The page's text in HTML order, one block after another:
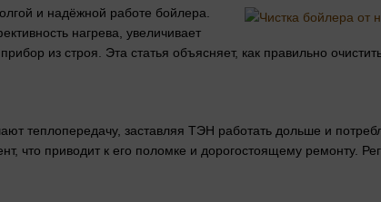
и надёжной работе бойлера.
нагрева, увеличивает
из строя. Эта статья объясняет, как правильно
теплопередачу, заставляя ТЭН работать дольше и
что приводит к его поломке и дорогостоящему ремонту.